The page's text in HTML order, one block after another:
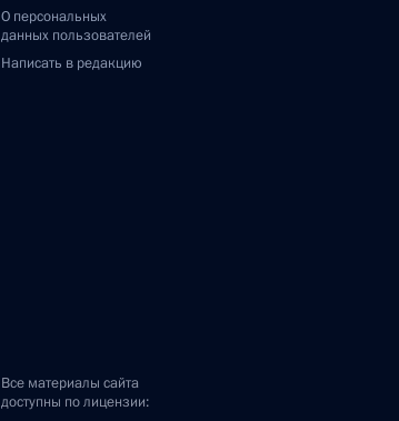
О персональных
данных пользователей
Написать в редакцию
Все материалы сайта
доступны по лицензии: